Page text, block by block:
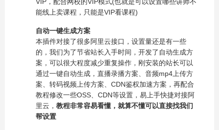
能线上卖课程，只能是VIP看课程)
自动一键生成方案
本插件对接了很多阿里云接口，设置量还是有一些
的，我们为了节省站长入手时间，开发了自动生成方
案，可以很大程度减少重复操作，刚安装的站长可以
通过一键自动生成，直播录播方案、音频mp4上传方
案、转码视频上传方案、CDN鉴权加速方案，再配合
教程修改一些OSS、CDN等设置，易上手快捷对接阿
里云， 教程非常容易看懂，就算不懂可以直接找我们
帮设置